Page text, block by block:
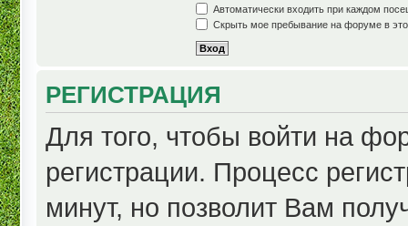
Автоматически входить при каждом
Скрыть мое пребывание на форуме в
РЕГИСТРАЦИЯ
Для того, чтобы войти на
регистрации. Процесс
минут, но позволит Вам